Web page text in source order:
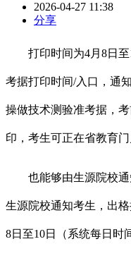
2026-04-27 11:38
分享
打印时间为4月8日至
考据打印时间/入口，通
操做技术测验准考据，
印，考生可正在省教育
也能够由生源院校通知
生源院校通知考生，出
8日至10日（系统每日时